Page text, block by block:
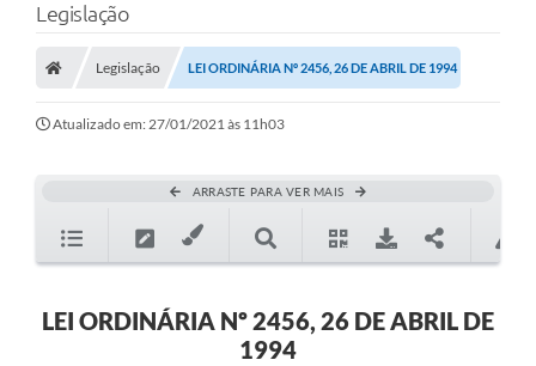
Legislação
Legislação LEI ORDINÁRIA Nº 2456, 26 DE ABRIL DE 1994
Atualizado em: 27/01/2021 às 11h03
ARRASTE PARA VER MAIS
LEI ORDINÁRIA Nº 2456, 26 DE ABRIL DE
1994